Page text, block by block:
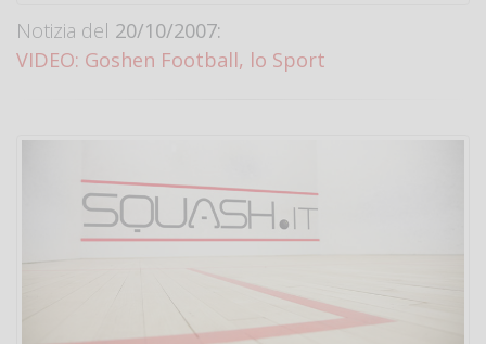
Notizia del 20/10/2007:
VIDEO: Goshen Football, lo Sport